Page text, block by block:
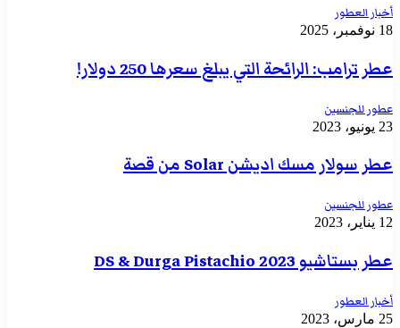
أخبار العطور
18 نوفمبر، 2025
عطر ترامب: الرائحة التي يبلغ سعرها 250 دولار!
عطور للجنسين
23 يونيو، 2023
عطر سولار مسك اديشن Solar من قصة
عطور للجنسين
12 يناير، 2023
عطر بستاشيو 2023 DS & Durga Pistachio
أخبار العطور
25 مارس، 2023